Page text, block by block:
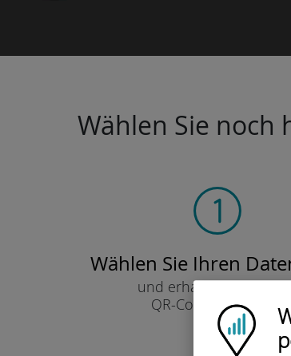
Ubigi logo
Wählen Sie noch
Wählen Sie Ihren
und erhalten Sie ihn
QR-Code per E-Mail.
Schnell!